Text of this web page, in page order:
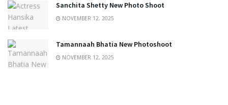
Sanchita Shetty New Photo Shoot
NOVEMBER 12, 2025
Tamannaah Bhatia New Photoshoot
NOVEMBER 12, 2025